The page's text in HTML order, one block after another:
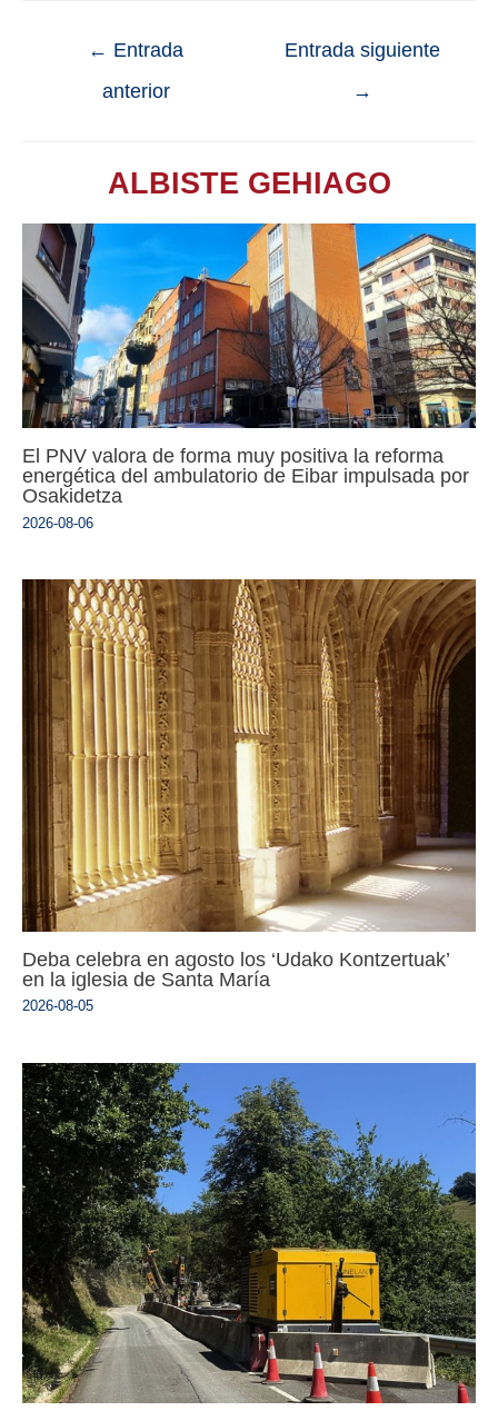
← Entrada
anterior
Entrada siguiente
→
ALBISTE GEHIAGO
El PNV valora de forma muy positiva la reforma
energética del ambulatorio de Eibar impulsada por
Osakidetza
2026-08-06
Deba celebra en agosto los ‘Udako Kontzertuak’
en la iglesia de Santa María
2026-08-05